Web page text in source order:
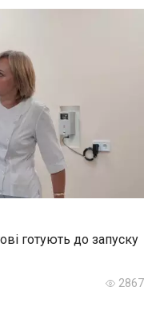
готують до запуску
2867